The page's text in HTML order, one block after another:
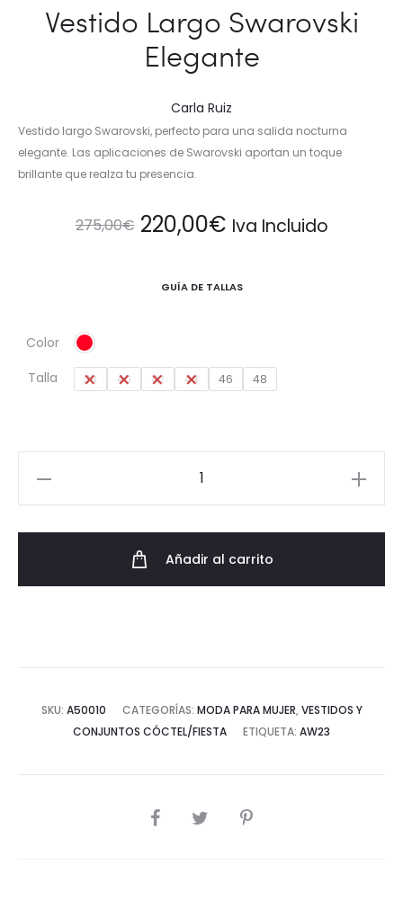
Vestido Largo Swarovski
Elegante
Carla Ruiz
Vestido largo Swarovski, perfecto para una salida nocturna
elegante. Las aplicaciones de Swarovski aportan un toque
brillante que realza tu presencia.
275,00€ El
275,00€.
220,00€El
220,00€.
Iva Incluido
GUÍA DE TALLAS
Color
Talla
38 40 42 44 46 48
Añadir al carrito
SKU: A50010 CATEGORÍAS: MODA PARA MUJER, VESTIDOS Y
CONJUNTOS CÓCTEL/FIESTA
ETIQUETA: AW23
COMPARTIR